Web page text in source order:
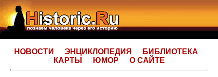
НОВОСТИ ЭНЦИКЛОПЕДИЯ
БИБЛИОТЕКА
КАРТЫ
ЮМОР О САЙТЕ